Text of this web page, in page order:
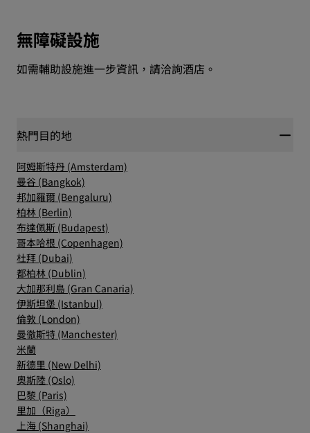
無障礙設施
如需輔助設施進一步資訊，請洽詢酒店。
熱門目的地
阿姆斯特丹 (Amsterdam)
曼谷 (Bangkok)
邦加羅爾 (Bengaluru)
柏林 (Berlin)
布達佩斯 (Budapest)
哥本哈根 (Copenhagen)
杜拜 (Dubai)
都柏林 (Dublin)
大加那利島 (Gran Canaria)
伊斯坦堡 (Istanbul)
倫敦 (London)
曼徹斯特 (Manchester)
米蘭
新德里 (New Delhi)
奧斯陸 (Oslo)
巴黎 (Paris)
里加（Riga）
上海 (Shanghai)